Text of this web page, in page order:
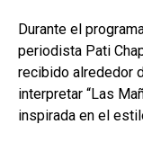
Durante el
periodista Pati
recibido alrededor
interpretar “Las
inspirada en el